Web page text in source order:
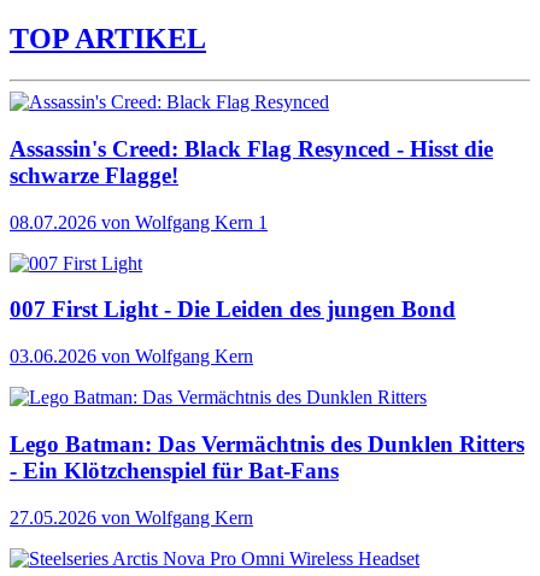
TOP ARTIKEL
Assassin's Creed: Black Flag Resynced - Hisst die
schwarze Flagge!
08.07.2026 von Wolfgang Kern 1
007 First Light - Die Leiden des jungen Bond
03.06.2026 von Wolfgang Kern
Lego Batman: Das Vermächtnis des Dunklen Ritters
- Ein Klötzchenspiel für Bat-Fans
27.05.2026 von Wolfgang Kern